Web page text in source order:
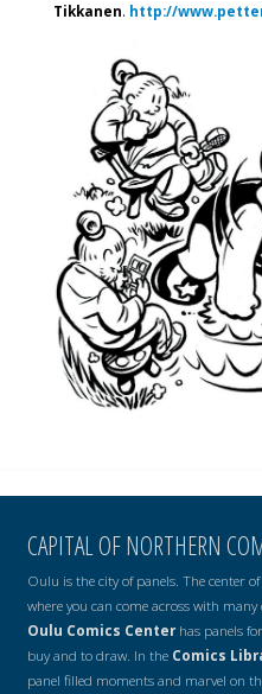
Tikkanen. http://
CAPITAL OF NORTHERN
Oulu is the city of panels. The center
where you can come across with
Oulu Comics Centerhas panels
buy and to draw. In the Comics
panel filled moments and marvel on